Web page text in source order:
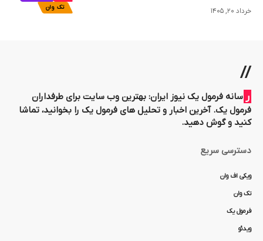
تک وان
خرداد ۲۰, ۱۴۰۵
//
رسانه فرمول یک نیوز ایران: بهترین وب سایت برای طرفداران
فرمول یک. آخرین اخبار و تحلیل های فرمول یک را بخوانید، تماشا
کنید و گوش دهید.
دسترسی سریع
ویکی اف وان
تک وان
فرمول یک
ویدئو